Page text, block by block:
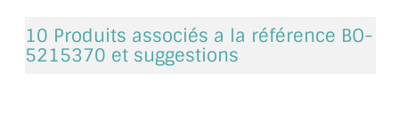
DALLE DE SOL EN VERRE
10 Produits associés a la référence BO-
5215370 et suggestions